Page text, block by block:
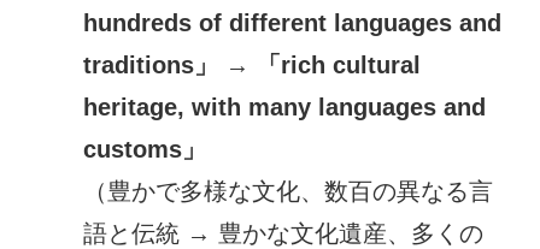
hundreds of different languages and
traditions」
→
「rich cultural
heritage, with many languages and
customs」
（豊かで多様な文化、数百の異なる言
語と伝統 → 豊かな文化遺産、多くの